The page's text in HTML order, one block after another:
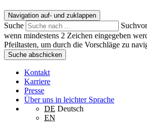
Navigation auf- und zuklappen
Suche
wenn mindestens 2 Zeichen eingegeben
Pfeiltasten, um durch die Vorschläge zu
Suche abschicken
Kontakt
Karriere
Presse
Über uns in leichter Sprache
DE Deutsch
EN